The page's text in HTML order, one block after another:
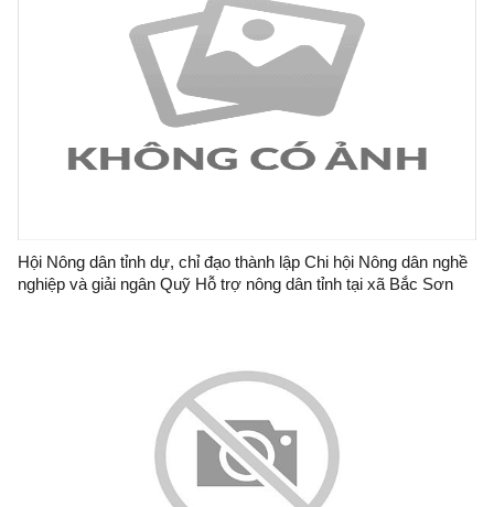
Hội Nông dân tỉnh dự, chỉ đạo thành lập Chi hội Nông dân nghề
nghiệp và giải ngân Quỹ Hỗ trợ nông dân tỉnh tại xã Bắc Sơn